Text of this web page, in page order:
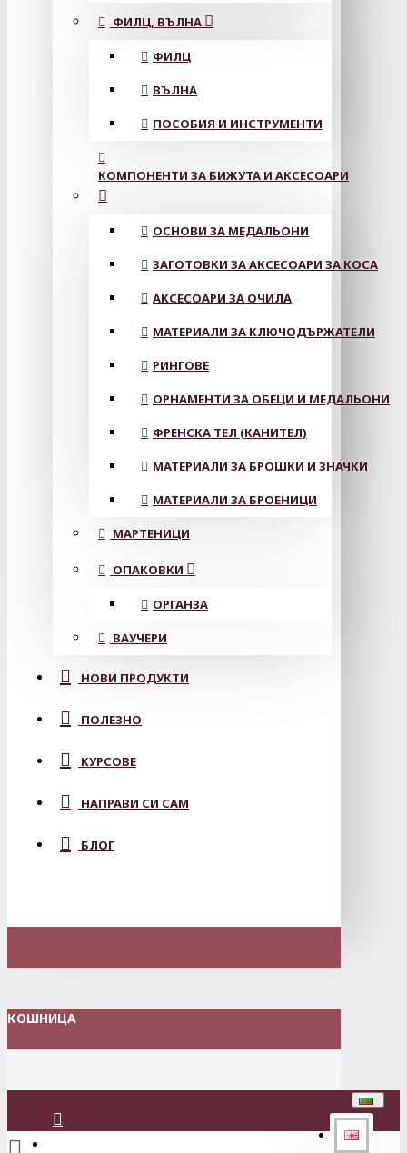
ФИЛЦ, ВЪЛНА
ФИЛЦ
ВЪЛНА
ПОСОБИЯ И ИНСТРУМЕНТИ
КОМПОНЕНТИ ЗА БИЖУТА И АКСЕСОАРИ
ОСНОВИ ЗА МЕДАЛЬОНИ
ЗАГОТОВКИ ЗА АКСЕСОАРИ ЗА КОСА
АКСЕСОАРИ ЗА ОЧИЛА
МАТЕРИАЛИ ЗА КЛЮЧОДЪРЖАТЕЛИ
РИНГОВЕ
ОРНАМЕНТИ ЗА ОБЕЦИ И МЕДАЛЬОНИ
ФРЕНСКА ТЕЛ (КАНИТЕЛ)
МАТЕРИАЛИ ЗА БРОШКИ И ЗНАЧКИ
МАТЕРИАЛИ ЗА БРОЕНИЦИ
МАРТЕНИЦИ
ОПАКОВКИ
ОРГАНЗА
ВАУЧЕРИ
НОВИ ПРОДУКТИ
ПОЛЕЗНО
КУРСОВЕ
НАПРАВИ СИ САМ
БЛОГ
КОШНИЦА